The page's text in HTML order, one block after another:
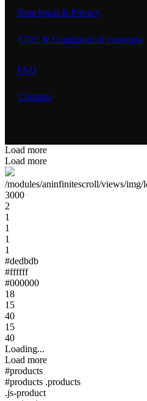
Note legali & Privacy
CGC & Condizioni di consegna
FAQ
Contatto
Load more
Load more
/modules/aninfinitescroll/views/img/
3000
2
1
1
1
1
#dedbdb
#ffffff
#000000
18
15
40
15
40
Loading...
Load more
#products
#products .products
.js-product